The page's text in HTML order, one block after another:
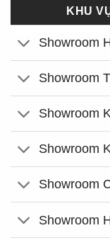
KHU
Showroom
Showroom
Showroom
Showroom
Showroom
Showroom